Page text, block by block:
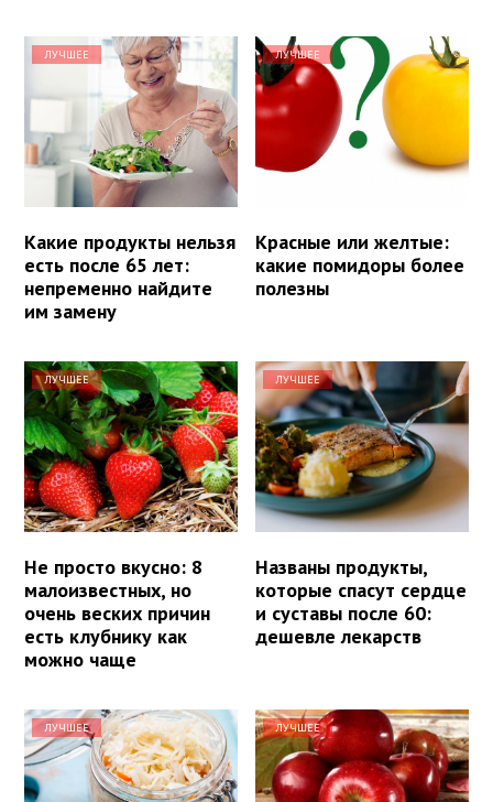
ЛУЧШЕЕ
Какие продукты нельзя
есть после 65 лет:
непременно найдите
им замену
ЛУЧШЕЕ
Красные или желтые:
какие помидоры более
полезны
ЛУЧШЕЕ
Не просто вкусно: 8
малоизвестных, но
очень веских причин
есть клубнику как
можно чаще
ЛУЧШЕЕ
Названы продукты,
которые спасут сердце
и суставы после 60:
дешевле лекарств
ЛУЧШЕЕ ЛУЧШЕЕ